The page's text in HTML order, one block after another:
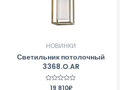
НОВИНКИ
Светильник потолочный
3368.O.AR
Оценка
19 810₽